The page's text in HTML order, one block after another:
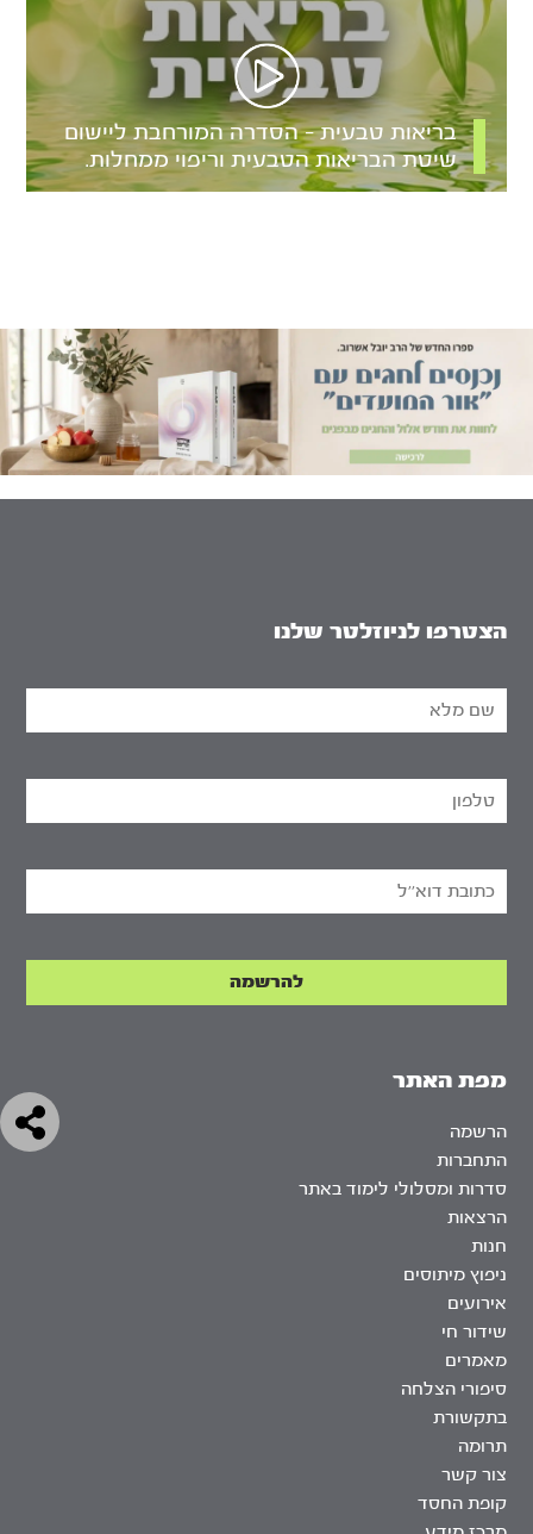
בריאות טבעית – הסדרה המורחבת ליישום
שיטת הבריאות הטבעית וריפוי ממחלות.
מפת האתר
הרשמה
התחברות
סדרות ומסלולי לימוד באתר
הרצאות
חנות
ניפוץ מיתוסים
אירועים
שידור חי
מאמרים
סיפורי הצלחה
בתקשורת
תרומה
צור קשר
קופת החסד
הצטרפו לניוזלטר שלנו